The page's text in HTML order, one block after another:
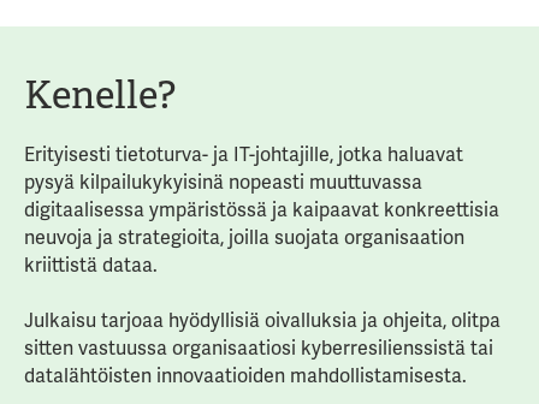
Kenelle?
Erityisesti tietoturva- ja IT-johtajille, jotka haluavat
pysyä kilpailukykyisinä nopeasti muuttuvassa
digitaalisessa ympäristössä ja kaipaavat konkreettisia
neuvoja ja strategioita, joilla suojata organisaation
kriittistä dataa.
Julkaisu tarjoaa hyödyllisiä oivalluksia ja ohjeita, olitpa
sitten vastuussa organisaatiosi kyberresilienssistä tai
datalähtöisten innovaatioiden mahdollistamisesta.